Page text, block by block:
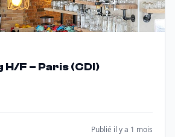
F – Paris (CDI)
Publié il y a 1 mois